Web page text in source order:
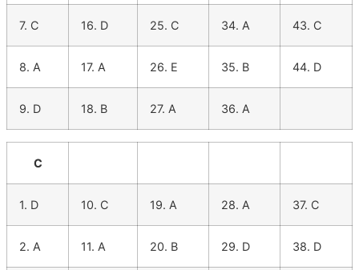
7. C 16. D 25. C 34. A 43. C
8. A 17. A 26. E 35. B 44. D
9. D 18. B 27. A 36. A
C
1. D 10. C 19. A 28. A 37. C
2. A 11. A 20. B 29. D 38. D